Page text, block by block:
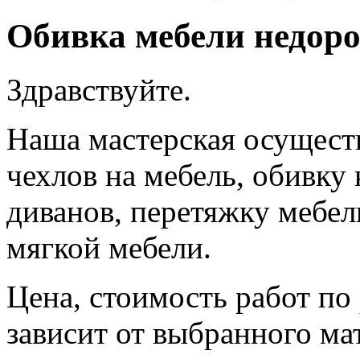
Обивка мебели
Здравствуйте.
Наша мастерская
чехлов на мебель, обивку
диванов, перетяжку
мягкой мебели.
Цена, стоимость работ
зависит от выбранного